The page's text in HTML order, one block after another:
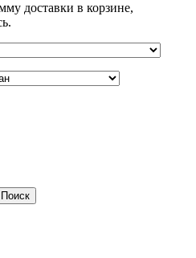
доставки в корзине,
Поиск